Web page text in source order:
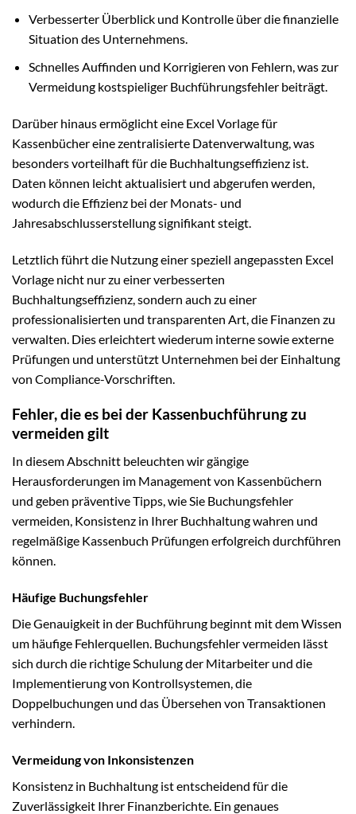
Verbesserter Überblick und Kontrolle über die finanzielle
Situation des Unternehmens.
Schnelles Auffinden und Korrigieren von Fehlern, was zur
Vermeidung kostspieliger Buchführungsfehler beiträgt.
Darüber hinaus ermöglicht eine Excel Vorlage für
Kassenbücher eine zentralisierte Datenverwaltung, was
besonders vorteilhaft für die Buchhaltungseffizienz ist.
Daten können leicht aktualisiert und abgerufen werden,
wodurch die Effizienz bei der Monats- und
Jahresabschlusserstellung signifikant steigt.
Letztlich führt die Nutzung einer speziell angepassten Excel
Vorlage nicht nur zu einer verbesserten
Buchhaltungseffizienz, sondern auch zu einer
professionalisierten und transparenten Art, die Finanzen zu
verwalten. Dies erleichtert wiederum interne sowie externe
Prüfungen und unterstützt Unternehmen bei der Einhaltung
von Compliance-Vorschriften.
Fehler, die es bei der Kassenbuchführung zu
vermeiden gilt
In diesem Abschnitt beleuchten wir gängige
Herausforderungen im Management von Kassenbüchern
und geben präventive Tipps, wie Sie Buchungsfehler
vermeiden, Konsistenz in Ihrer Buchhaltung wahren und
regelmäßige Kassenbuch Prüfungen erfolgreich durchführen
können.
Häufige Buchungsfehler
Die Genauigkeit in der Buchführung beginnt mit dem Wissen
um häufige Fehlerquellen. Buchungsfehler vermeiden lässt
sich durch die richtige Schulung der Mitarbeiter und die
Implementierung von Kontrollsystemen, die
Doppelbuchungen und das Übersehen von Transaktionen
verhindern.
Vermeidung von Inkonsistenzen
Konsistenz in Buchhaltung ist entscheidend für die
Zuverlässigkeit Ihrer Finanzberichte. Ein genaues